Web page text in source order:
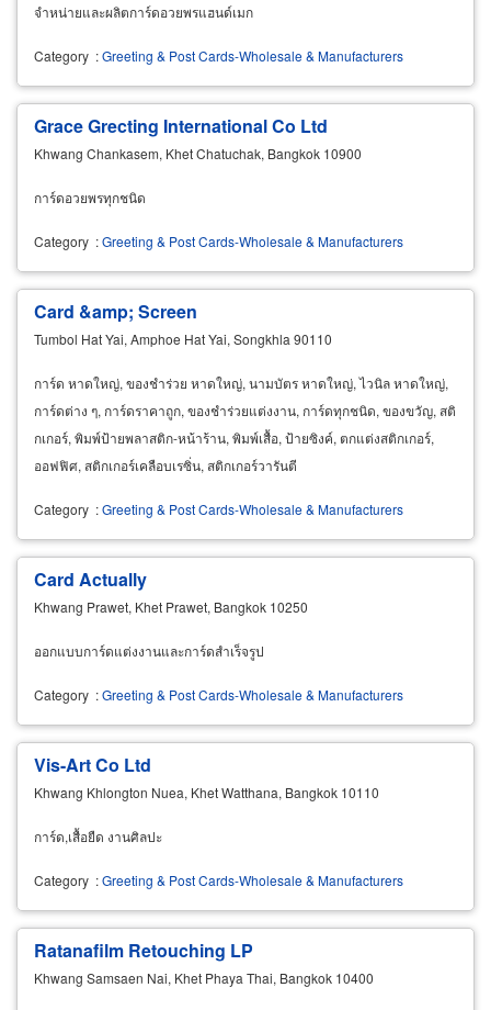
จำหน่ายและผลิตการ์ดอวยพรแฮนด์เมก
Category :Greeting & Post Cards-Wholesale & Manufacturers
Grace Grecting International Co Ltd
Khwang Chankasem, Khet Chatuchak, Bangkok 10900
การ์ดอวยพรทุกชนิด
Category :Greeting & Post Cards-Wholesale & Manufacturers
Card &amp; Screen
Tumbol Hat Yai, Amphoe Hat Yai, Songkhla 90110
การ์ด หาดใหญ่, ของชำร่วย หาดใหญ่, นามบัตร หาดใหญ่, ไวนิล หาดใหญ่,
การ์ดต่าง ๆ, การ์ดราคาถูก, ของชำร่วยแต่งงาน, การ์ดทุกชนิด, ของขวัญ, สติ
กเกอร์, พิมพ์ป้ายพลาสติก-หน้าร้าน, พิมพ์เสื้อ, ป้ายซิงค์, ตกแต่งสติกเกอร์,
ออฟฟิศ, สติกเกอร์เคลือบเรซิ่น, สติกเกอร์วารันตี
Category :Greeting & Post Cards-Wholesale & Manufacturers
Card Actually
Khwang Prawet, Khet Prawet, Bangkok 10250
ออกแบบการ์ดแต่งงานและการ์ดสำเร็จรูป
Category :Greeting & Post Cards-Wholesale & Manufacturers
Vis-Art Co Ltd
Khwang Khlongton Nuea, Khet Watthana, Bangkok 10110
การ์ด,เสื้อยืด งานศิลปะ
Category :Greeting & Post Cards-Wholesale & Manufacturers
Ratanafilm Retouching LP
Khwang Samsaen Nai, Khet Phaya Thai, Bangkok 10400